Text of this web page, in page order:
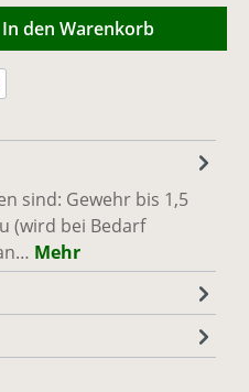
- 17:00(Europe/Berlin)
1, 56337
vorhanden
- 17:00
1, 56337
vorhanden
- 17:00
1, 56337
den gewünschten
In den Warenkorb
sind: Gewehr bis 1,5
(wird bei Bedarf
Mehr